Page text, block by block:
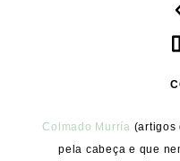
Colmado Murría (artigos
pela cabeça e que